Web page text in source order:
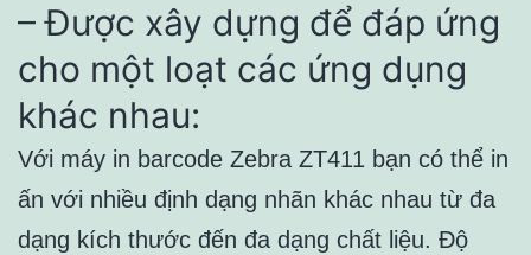
– Được xây dựng để đáp ứng
cho một loạt các ứng dụng
khác nhau:
Với máy in barcode Zebra ZT411 bạn có thể in
ấn với nhiều định dạng nhãn khác nhau từ đa
dạng kích thước đến đa dạng chất liệu. Độ